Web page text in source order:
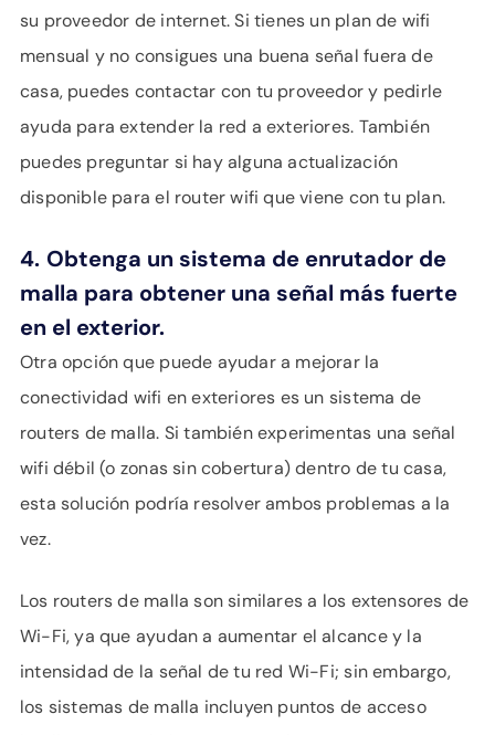
su proveedor de internet. Si tienes un plan de wifi
mensual y no consigues una buena señal fuera de
casa, puedes contactar con tu proveedor y pedirle
ayuda para extender la red a exteriores. También
puedes preguntar si hay alguna actualización
disponible para el router wifi que viene con tu plan.
4. Obtenga un sistema de enrutador de
malla para obtener una señal más fuerte
en el exterior.
Otra opción que puede ayudar a mejorar la
conectividad wifi en exteriores es un sistema de
routers de malla. Si también experimentas una señal
wifi débil (o zonas sin cobertura) dentro de tu casa,
esta solución podría resolver ambos problemas a la
vez.
Los routers de malla son similares a los extensores de
Wi-Fi, ya que ayudan a aumentar el alcance y la
intensidad de la señal de tu red Wi-Fi; sin embargo,
los sistemas de malla incluyen puntos de acceso